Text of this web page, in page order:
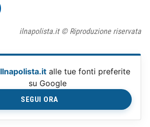
ilnapolista.it © Riproduzione riservata
Ilnapolista.it alle tue fonti preferite
su Google
SEGUI ORA